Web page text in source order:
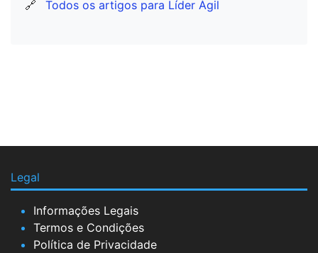
🔗
Todos os artigos para Líder Ágil
Legal
Informações Legais
Termos e Condições
Política de Privacidade